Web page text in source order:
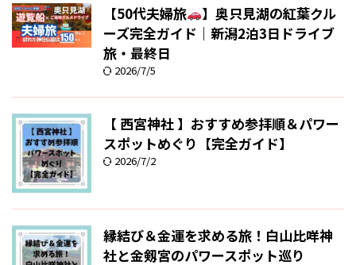
【50代夫婦旅
】奥只見湖の紅葉クル
ーズ完全ガイド｜新潟2泊3日ドライブ
旅・最終日
2026/7/5
【 西宮神社 】おすすめ参拝順＆パワー
スポットめぐり【完全ガイド】
2026/7/2
縁結び＆金運を求める旅！白山比咩神
社と金剱宮のパワースポット巡り